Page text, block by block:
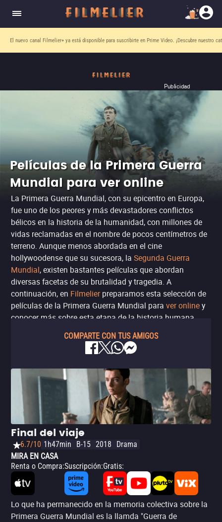
El nuevo canal Filmelier+ ya está disponible para suscribirte en Prime Video. ¡Descubre nuestro
Publicidad
Películas de la Primera Guerra
Mundial para ver online
La Primera Guerra Mundial, con su epicentro en Europa,
fue uno de los peores y más devastadores conflictos
bélicos en la historia de la humanidad, con millones de
vidas reclamadas en el nombre de pocos centímetros de
terreno. Aunque menos abordada en el cine
hollywoodense que su sucesora, la Segunda Guerra
Mundial, existen bastantes películas que abordan
diversas facetas de su brutalidad y tragedia. A
continuación, en Filmelier preparamos esta selección de
películas de la Primera Guerra Mundial para ver onliney
conocer más sobre esta etapa de la historia humana.
COMPARTE CON TUS AMIGOS
Final del viaje
6.7/10 1h47min B-15 2018
Drama
MIRA EN CASA
Renta o Compra:Suscripción:Gratis:
Lo que ha permanecido en la memoria colectiva sobre la
Primera Guerra Mundial es la llamda "Guerra de